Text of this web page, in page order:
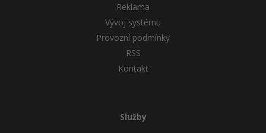
Reklama
Vývoj systému
Provozní podmínky
RSS
Kontakt
Služby